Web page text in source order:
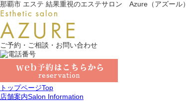
那覇市 エステ 結果重視のエステサロン Azure（アズール）
ご予約・ご相談・お問い合わせ
トップページTop
店舗案内Salon Information